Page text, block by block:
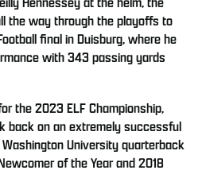
the way through the playoffs to
final in Duisburg, where he
with 343 passing yards
the 2023 ELF Championship,
back on an extremely successful
University quarterback
of the Year and 2018